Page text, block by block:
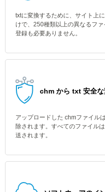
txtに変換するために、サイト上
けで、250種類以上の異なるファ
登録も必要ありません。
chm から txt 安全な
アップロードした chmファイル
除されます。すべてのファイル
送されます。